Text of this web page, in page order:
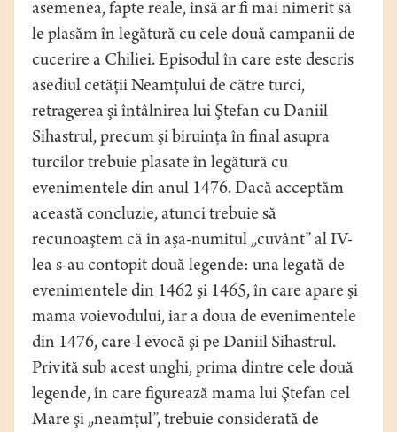
asemenea, fapte reale, însă ar fi mai nimerit să
le plasăm în legătură cu cele două campanii de
cucerire a Chiliei. Episodul în care este descris
asediul cetăţii Neamţului de către turci,
retragerea şi întâlnirea lui Ştefan cu Daniil
Sihastrul, precum şi biruinţa în final asupra
turcilor trebuie plasate în legătură cu
evenimentele din anul 1476. Dacă acceptăm
această concluzie, atunci trebuie să
recunoaştem că în aşa-numitul „cuvânt” al IV-
lea s-au contopit două legende: una legată de
evenimentele din 1462 şi 1465, în care apare şi
mama voievodului, iar a doua de evenimentele
din 1476, care-l evocă şi pe Daniil Sihastrul.
Privită sub acest unghi, prima dintre cele două
legende, în care figurează mama lui Ştefan cel
Mare şi „neamţul”, trebuie considerată de